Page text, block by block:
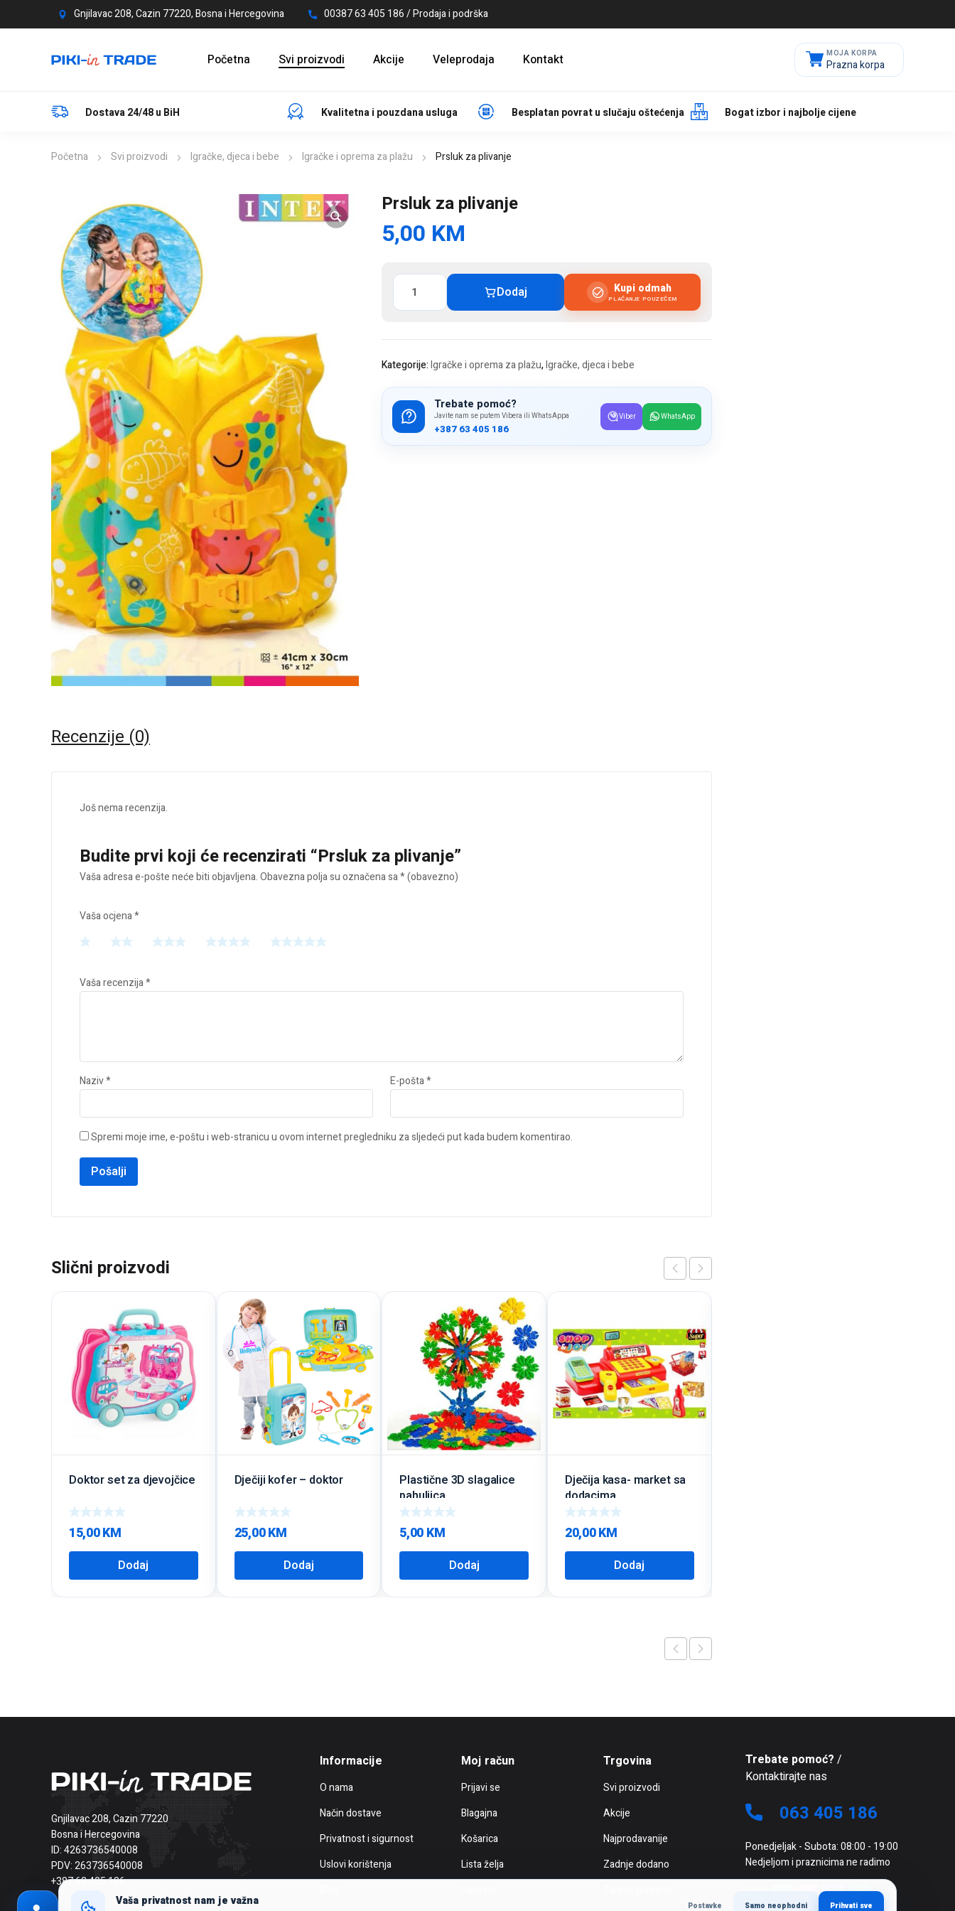
Gnjilavac 208, Cazin 77220, Bosna i Hercegovina 00387 63 405 186 / Prodaja i podrška
Početna Svi proizvodi Akcije Veleprodaja Kontakt Prazna korpa
Dostava 24/48 u BiH Kvalitetna i pouzdana usluga Besplatan povrat u slučaju oštećenja Bogat izbor i najbolje cijene
Početna Svi proizvodi Igračke, djeca i bebe Igračke i oprema za plažu Prsluk za plivanje
Prsluk za plivanje
5,00 KM
Prsluk
plivanje
Dodaj Kupi odmah
PLAĆANJE POUZEĆEM
Kategorije:Igračke i oprema za plažu,Igračke, djeca i bebe
Trebate pomoć?
Javite nam se putem Vibera ili WhatsAppa
+387 63 405 186
Viber WhatsApp
Recenzije (0)
Još nema recenzija.
Budite prvi koji će recenzirati “Prsluk za plivanje”
Vaša adresa e-pošte neće biti objavljena.Obavezna polja su označena sa* (obavezno)
Vaša ocjena*
Vaša recenzija*
Naziv* E-pošta*
Spremi moje ime, e-poštu i web-stranicu u ovom internet pregledniku za sljedeći put kada budem komentirao.
Slični proizvodi
Doktor set za djevojčice
15,00KM
Dodaj
Dječiji kofer – doktor
25,00KM
Dodaj
Plastične 3D slagalice
pahuljica
5,00KM
Dodaj
Dječija kasa- market sa
dodacima
20,00KM
Dodaj
Gnjilavac 208, Cazin 77220
Bosna i Hercegovina
ID: 4263736540008
PDV: 263736540008
+387 63 405 186
Informacije
O nama
Način dostave
Privatnost i sigurnost
Uslovi korištenja
Moj račun
Prijavi se
Blagajna
Košarica
Lista želja
Trgovina
Svi proizvodi
Akcije
Najprodavanije
Zadnje dodano
Trebate pomoć? /
Kontaktirajte nas
063 405 186
Ponedjeljak - Subota: 08:00 - 19:00
Nedjeljom i praznicima ne radimo
Vaša privatnost nam je važna Postavke Samo neophodni Prihvati sve